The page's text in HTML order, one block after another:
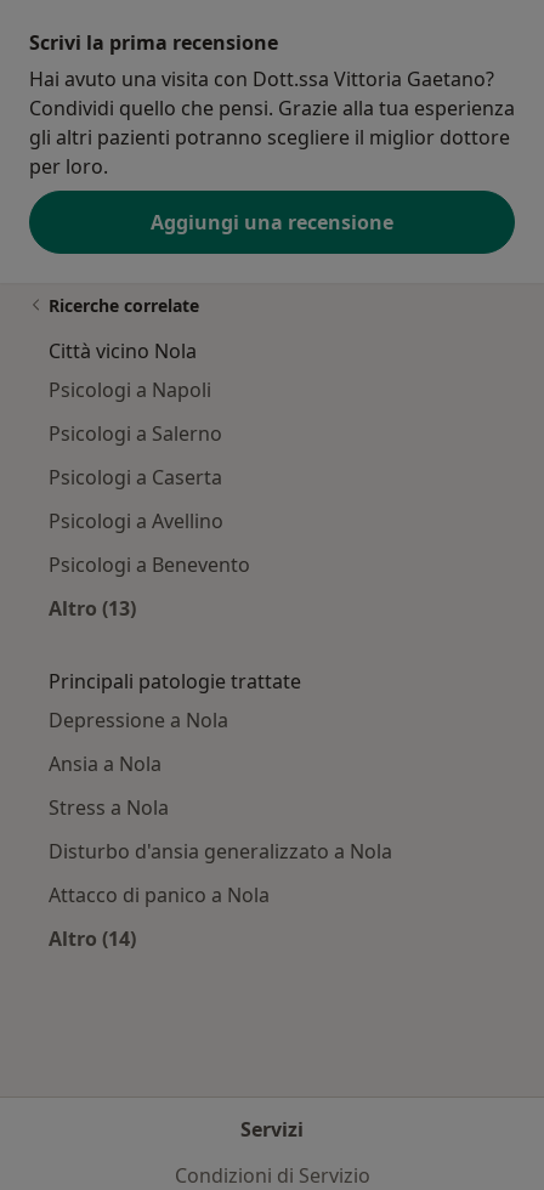
Scrivi la prima recensione
Hai avuto una visita con Dott.ssa Vittoria Gaetano?
Condividi quello che pensi. Grazie alla tua esperienza
gli altri pazienti potranno scegliere il miglior dottore
per loro.
Aggiungi una recensione
Ricerche correlate
Città vicino Nola
Psicologi a Napoli
Psicologi a Salerno
Psicologi a Caserta
Psicologi a Avellino
Psicologi a Benevento
Altro (13)
Principali patologie trattate
Depressione a Nola
Ansia a Nola
Stress a Nola
Disturbo d'ansia generalizzato a Nola
Attacco di panico a Nola
Altro (14)
Servizi
Condizioni di Servizio